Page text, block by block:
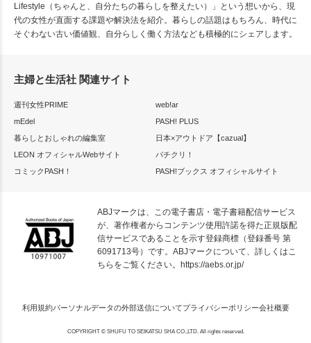
Lifestyle（ちゃんと、自分たちの暮らしを整えたい）」という想いから、現
代の女性が直面する課題や解決法を紹介。暮らしの話題はもちろん、時代に
そぐわない古い価値観、自分らしく働く方法なども積極的にシェアします。
主婦と生活社 関連サイト
週刊女性PRIME
web!ar
mEdel
PASH! PLUS
暮らしとおしゃれの編集室
日本×アウトドア【cazual】
LEON オフィシャルWebサイト
パチクリ！
コミックPASH！
PASH!ブックス オフィシャルサイト
ABJマークは、この電子書店・電子書籍配信サービス
が、著作権者からコンテンツ使用許諾を得た正規版配
信サービスであることを示す登録商標（登録番号 第
6091713号）です。ABJマークについて、詳しくはこ
ちらをご覧ください。 https://aebs.or.jp/
利用規約パーソナルデータの外部送信についてプライバシーポリシー会社概要
COPYRIGHT © SHUFU TO SEIKATSU SHA CO.,LTD. All rights reserved.